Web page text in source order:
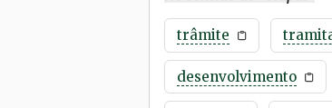
trâmite
desenvolvimento